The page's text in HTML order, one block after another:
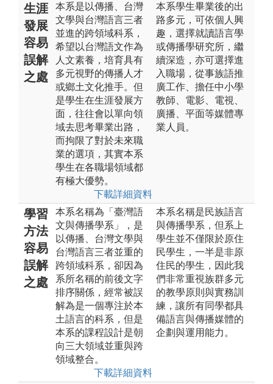
生涯
發展
容易
誤解
之處
本系是以傳播、台灣
文學與台灣語言三者
並進的跨領域科系，
希望以台灣語文作為
人文素養，培育具有
多元視野的傳播人才
或鄉土文化推手。但
是學生在生涯發展方
面，往往會以單向領
域去思考畢業出路，
而拘限了對於未來職
業的選項，其實本系
學生在各職場領域都
有極大優勢。
下載詳細資料
本系學生畢業後的出
路多元，可依個人興
趣，選擇就讀語言學
或傳播學研究所，繼
續深造，亦可選擇進
入職場，從事族語推
廣工作、擔任中小學
教師、電影、電視、
廣播、平面等媒體專
業人員。
學習
方法
容易
誤解
之處
本系名稱為「臺灣語
文與傳播學系」，是
以傳播、台灣文學與
台灣語言三者並重的
跨領域科系，卻因為
系所名稱的前後文字
排序關係，經常被誤
解為是一個專注於本
土語言的科系，但是
本系的課程設計是朝
向三大領域並重與跨
領域整合。
下載詳細資料
本系名稱是民族語言
與傳播學系，但系上
學生並不僅限於原住
民學生，一半是非原
住民的學生，因此我
們非常重視族群多元
的教學原則與實務訓
練，讓所有同學都具
備語言與傳播媒體的
企劃與運用能力。